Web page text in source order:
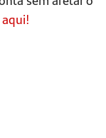
aqui!